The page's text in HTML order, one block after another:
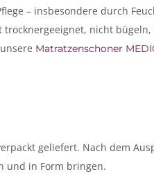
– insbesondere durch
trocknergeeignet, nicht
Matratzenschoner
geliefert. Nach dem
und in Form bringen.